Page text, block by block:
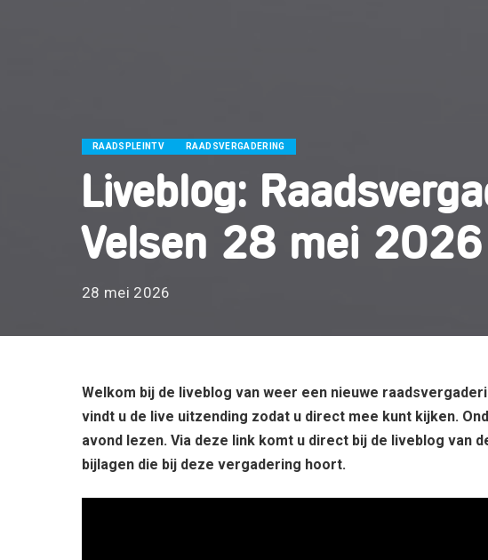
RAADSPLEINTV RAADSVERGADERING
Liveblog:
Velsen 28 mei 2026
28 mei 2026
Welkom bij de liveblog van weer een nieuwe
vindt u de live uitzending zodat u direct mee kunt kijken.
avond lezen. Via deze link komt u direct bij de liveblog van
bijlagen die bij deze vergadering hoort.